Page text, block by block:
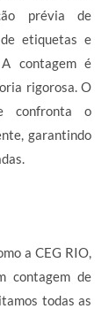
prévia de
etiquetas e
contagem é
rigorosa. O
confronta o
garantindo
a CEG RIO,
contagem de
todas as